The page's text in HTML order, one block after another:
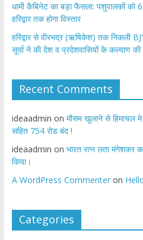
​धामी कैबिनेट का बड़ा फैसला: पशुपालकों को
हरिद्वार तक होगा विस्तार
​हरिद्वार से वीरभद्र (ऋषिकेश) तक निकली
सूर्या ने की देश व प्रदेशवासियों के कल्याण की
Recent Comments
ideaadmin on मौसम खुलाने से हिमाचल मे
सहित 754 रोड बंद !
ideaadmin on भारत रत्न लता मंगेशकर
किया।
A WordPress Commenteron
Categories